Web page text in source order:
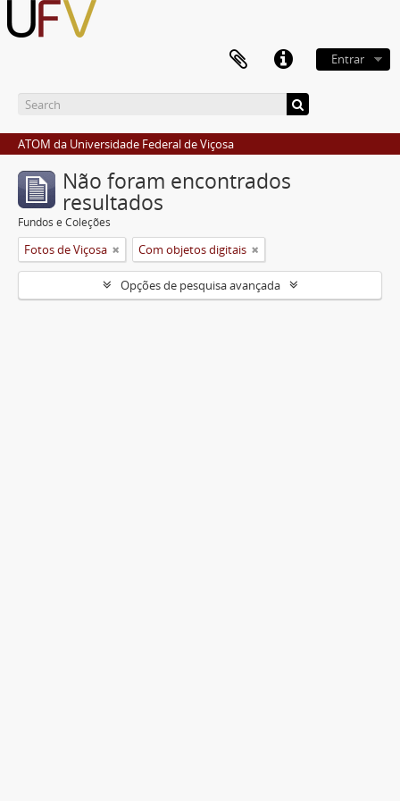
Entrar
ATOM da Universidade Federal de Viçosa
Não foram encontrados
resultados
Fundos e Coleções
Fotos de Viçosa Com objetos digitais
Opções de pesquisa avançada